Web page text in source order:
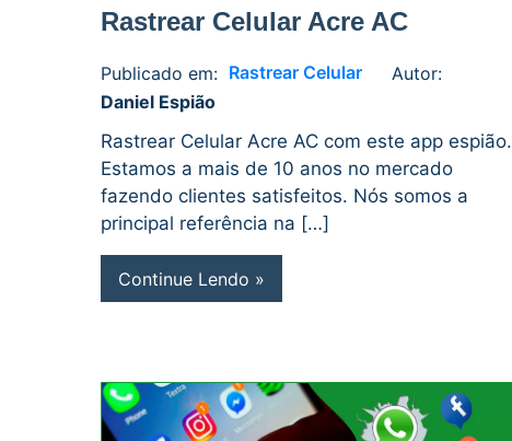
Rastrear Celular Acre AC
Publicado em: Rastrear Celular
Autor:
Daniel Espião
Daniel
No
Rastrear Celular Acre AC com este app espião.
Estamos a mais de 10 anos no mercado
fazendo clientes satisfeitos. Nós somos a
principal referência na […]
Continue Lendo